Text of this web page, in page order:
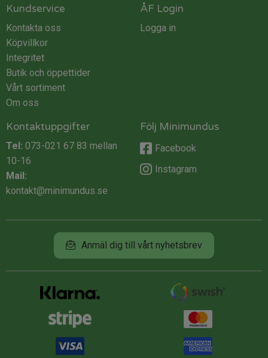
Kundservice
Kontakta oss
Köpvillkor
Integritet
Butik och öppettider
Vårt sortiment
Om oss
ÅF Login
Logga in
Kontaktuppgifter
Tel: 073-021 67 83 mellan
10-16
Mail:
kontakt@minimundus.se
Följ Minimundus
Facebook
Instagram
Anmäl dig till vårt nyhetsbrev